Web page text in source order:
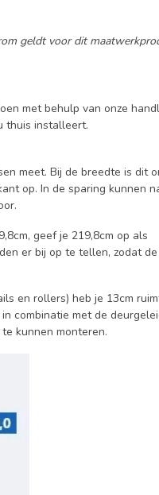
geldt voor dit
met behulp van onze
thuis installeert.
meet. Bij de breedte is dit
op. In de sparing kunnen
geef je 219,8cm op als
er bij op te tellen, zodat de
en rollers) heb je 13cm
combinatie met de
kunnen monteren.